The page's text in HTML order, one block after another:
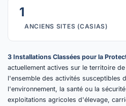
1
ANCIENS SITES (CASIAS)
3 Installations Classées pour la
actuellement actives sur le territoire
l'ensemble des activités susceptibles
l'environnement, la santé ou la
exploitations agricoles d'élevage,